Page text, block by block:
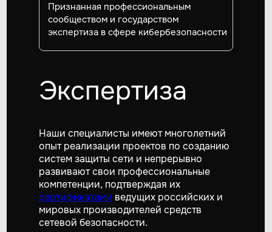
Экспертиза
Наши специалисты имеют многолетний
опыт реализации проектов по созданию
систем защиты сети и непрерывно
развивают свои профессиональные
компетенции, подтверждая их
сертификатами ведущих российских и
мировых производителей средств
сетевой безопасности.
Признанная профессиональным
сообществом и государством
экспертиза в сфере кибербезопасности